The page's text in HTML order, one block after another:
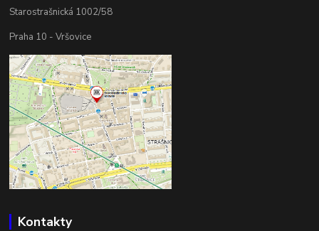
Starostrašnická 1002/58
Praha 10 - Vršovice
Kontakty